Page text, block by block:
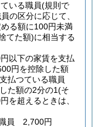
いる職員(規則で
の区分に応じて、
める額に100円未満
てた額)に相当する
以下の家賃を支払
円を控除した額
払つている職員
た額の2分の1(そ
を超えるときは、
員 2,700円